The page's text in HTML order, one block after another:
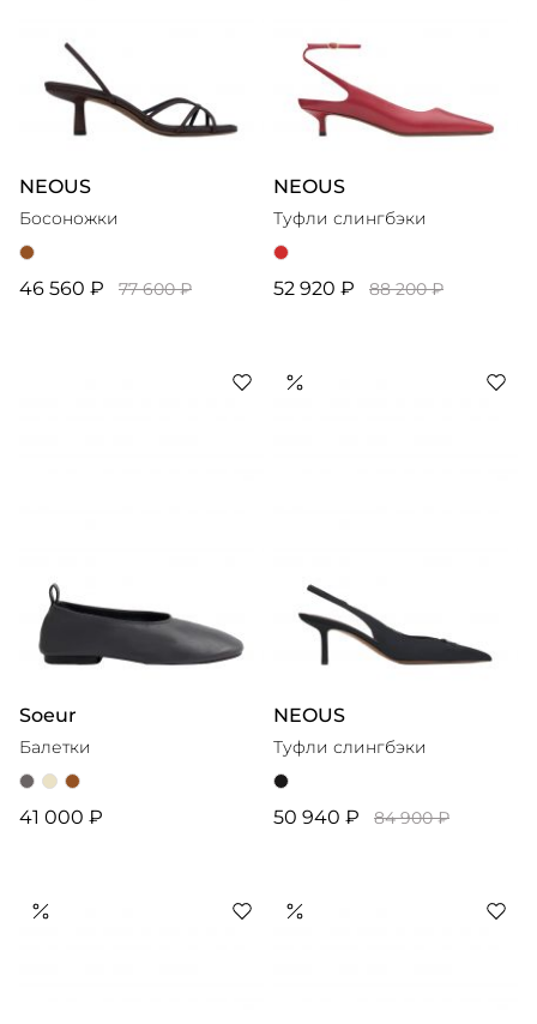
NEOUS
Босоножки
46 560 ₽ 77 600 ₽
NEOUS
Туфли слингбэки
52 920 ₽ 88 200 ₽
Soeur
Балетки
41 000 ₽
NEOUS
Туфли слингбэки
50 940 ₽ 84 900 ₽